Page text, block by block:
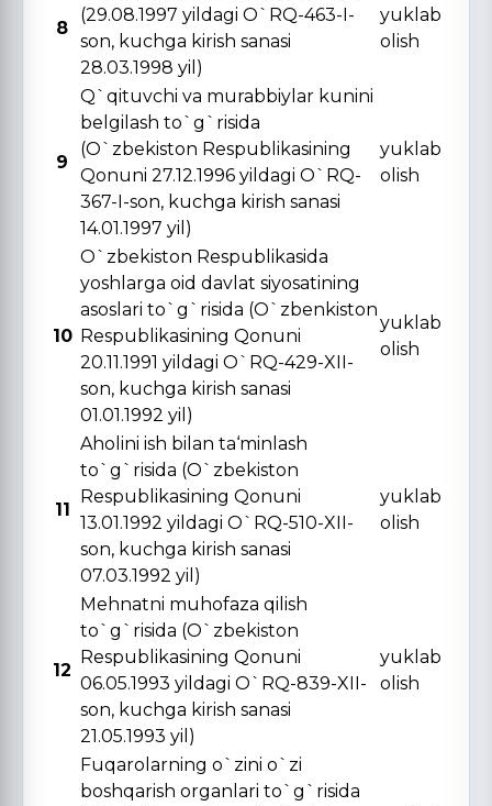
8
(29.08.1997 yildagi O`RQ-463-I-
son, kuchga kirish sanasi
28.03.1998 yil)
yuklab
olish
9
Q`qituvchi va murabbiylar kunini
belgilash to`g`risida
(O`zbekiston Respublikasining
Qonuni 27.12.1996 yildagi O`RQ-
367-I-son, kuchga kirish sanasi
14.01.1997 yil)
yuklab
olish
10
O`zbekiston Respublikasida
yoshlarga oid davlat siyosatining
asoslari to`g`risida (O`zbenkiston
Respublikasining Qonuni
20.11.1991 yildagi O`RQ-429-XII-
son, kuchga kirish sanasi
01.01.1992 yil)
yuklab
olish
11
Aholini ish bilan ta‘minlash
to`g`risida (O`zbekiston
Respublikasining Qonuni
13.01.1992 yildagi O`RQ-510-XII-
son, kuchga kirish sanasi
07.03.1992 yil)
yuklab
olish
12
Mehnatni muhofaza qilish
to`g`risida (O`zbekiston
Respublikasining Qonuni
06.05.1993 yildagi O`RQ-839-XII-
son, kuchga kirish sanasi
21.05.1993 yil)
yuklab
olish
Fuqarolarning o`zini o`zi
boshqarish organlari to`g`risida